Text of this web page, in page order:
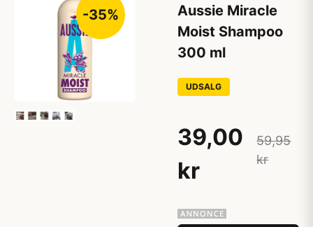
-35%
Aussie Miracle
Moist Shampoo
300 ml
UDSALG
39,00
kr
59,95
kr